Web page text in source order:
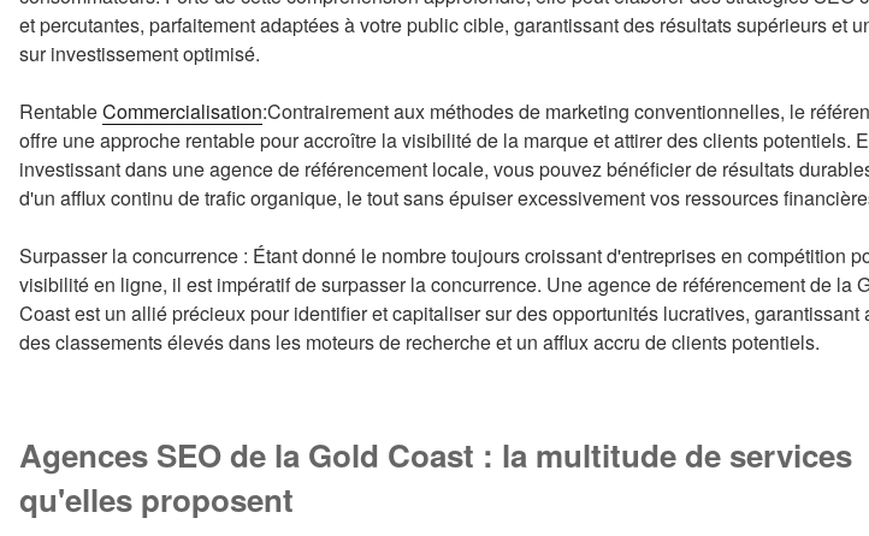
et percutantes, parfaitement adaptées à votre public cible, garantissant des résultats supérieurs et
sur investissement optimisé.
RentableCommercialisation:Contrairement aux méthodes de marketing conventionnelles, le
offre une approche rentable pour accroître la visibilité de la marque et attirer des clients potentiels.
investissant dans une agence de référencement locale, vous pouvez bénéficier de résultats
d'un afflux continu de trafic organique, le tout sans épuiser excessivement vos ressources
Surpasser la concurrence : Étant donné le nombre toujours croissant d'entreprises en compétition
visibilité en ligne, il est impératif de surpasser la concurrence. Une agence de référencement de la
Coast est un allié précieux pour identifier et capitaliser sur des opportunités lucratives, garantissant
des classements élevés dans les moteurs de recherche et un afflux accru de clients potentiels.
Agences SEO de la Gold Coast : la multitude de services
qu'elles proposent